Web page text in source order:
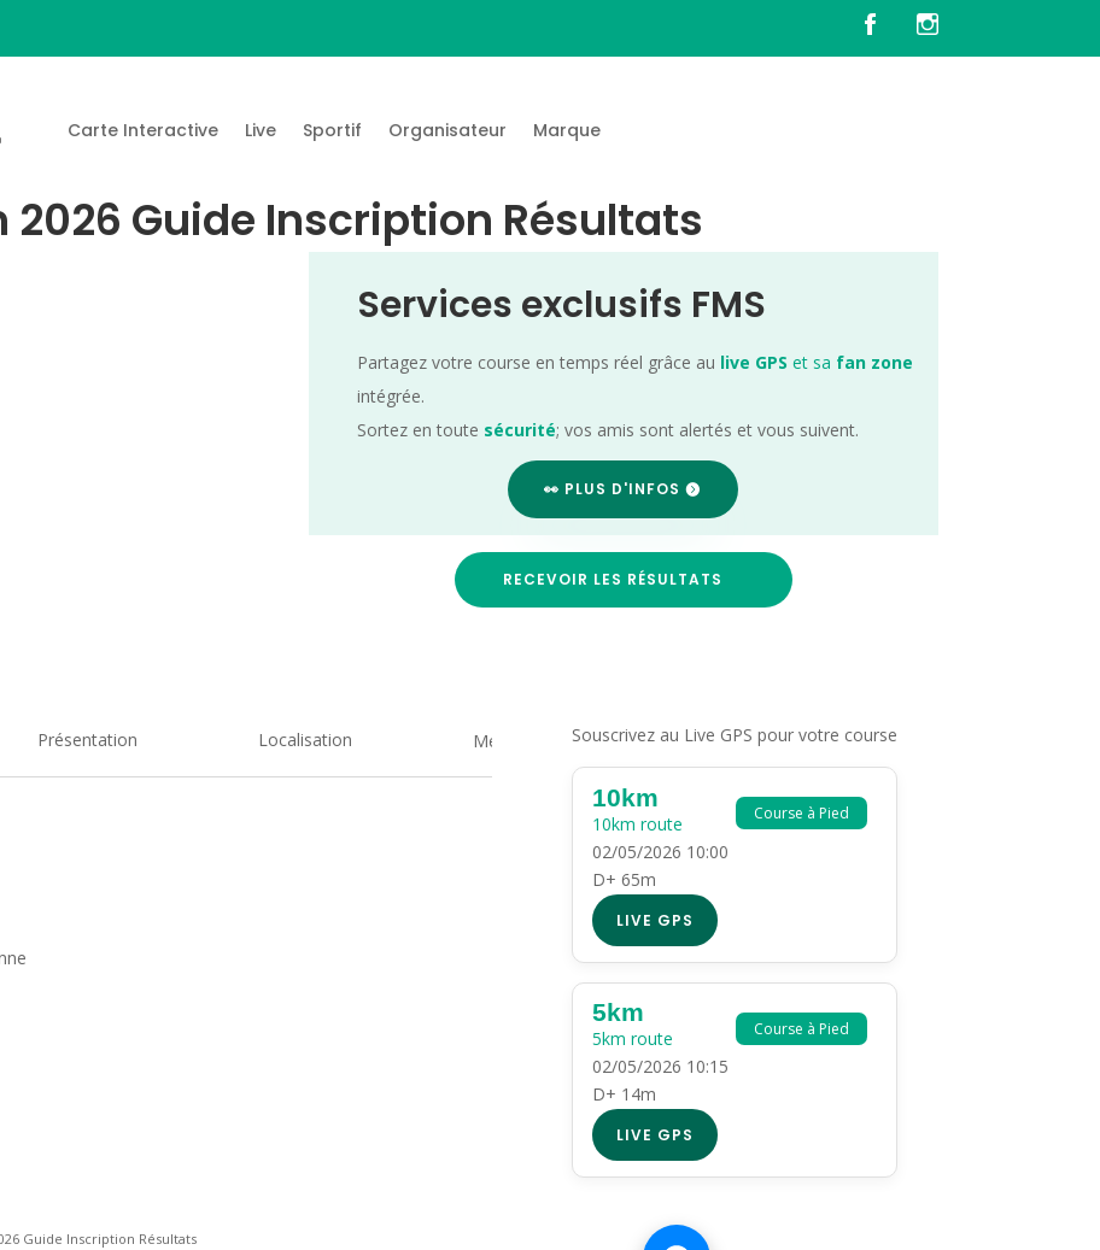
Carte Interactive Live Sportif Organisateur Marque
2026 Guide Inscription Résultats
Services exclusifs FMS
Partagez votre course en temps réel grâce au live GPS et sa fan zone
intégrée.
Sortez en toute sécurité; vos amis sont alertés et vous suivent.
👀 PLUS D'INFOS
RECEVOIR LES RÉSULTATS
Présentation Localisation Medias Souscrivez au Live GPS pour votre course
Course à Pied
10km
10km route
02/05/2026 10:00
D+ 65m
LIVE GPS
Course à Pied
5km
5km route
02/05/2026 10:15
D+ 14m
LIVE GPS
Guide Inscription Résultats